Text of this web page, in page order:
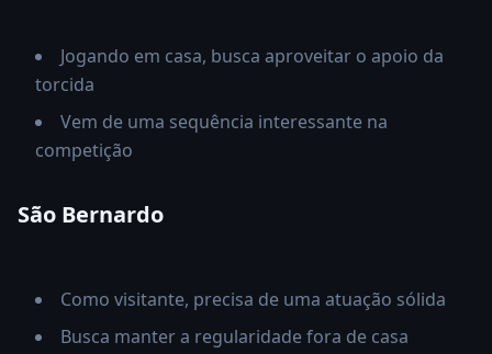
Jogando em casa, busca aproveitar o apoio da
torcida
Vem de uma sequência interessante na
competição
São Bernardo
Como visitante, precisa de uma atuação sólida
Busca manter a regularidade fora de casa